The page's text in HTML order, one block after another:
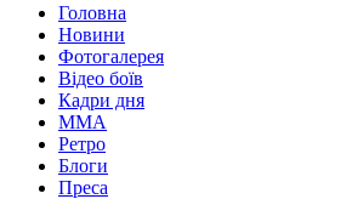
Головна
Новини
Фотогалерея
Відео боїв
Кадри дня
ММА
Ретро
Блоги
Преса